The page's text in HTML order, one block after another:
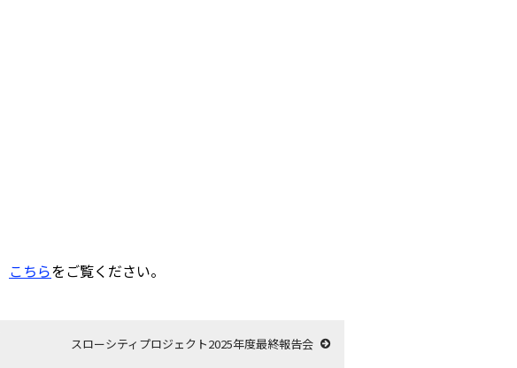
こちらをご覧ください。
スローシティプロジェクト2025年度最終報告会